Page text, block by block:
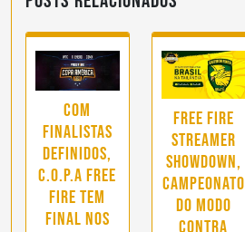
Com
finalistas
definidos,
C.O.P.A Free
Fire tem
final nos
Free Fire
Streamer
Showdown,
campeonato
do modo
Contra